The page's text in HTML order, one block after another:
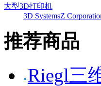
大型3D打印机
3D SystemsZ
推荐商品
Riegl三